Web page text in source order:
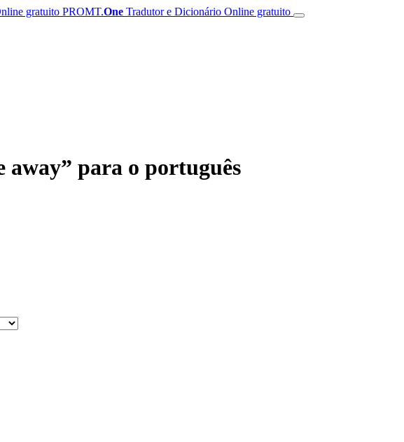
PROMT.One Tradutor e Dicionário Online gratuito
away” para o português